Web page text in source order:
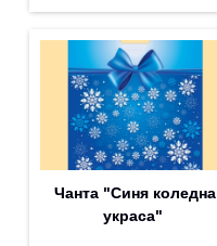
Чанта "Синя коледна
украса"